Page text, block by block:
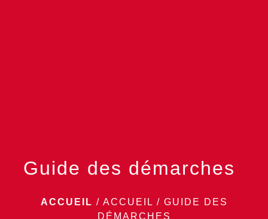
Guide des démarches
ACCUEIL / ACCUEIL / GUIDE DES
DÉMARCHES